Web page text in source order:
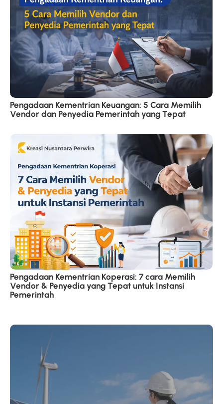
Pengadaan Kementrian Keuangan: 5 Cara Memilih
Vendor dan Penyedia Pemerintah yang Tepat
Pengadaan Kementrian Koperasi: 7 cara Memilih
Vendor & Penyedia yang Tepat untuk Instansi
Pemerintah